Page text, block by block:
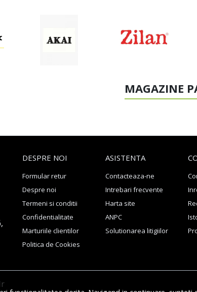
MAGAZINE
DESPRE NOI
Formular retur
Despre noi
Termeni si conditii
Confidentialitate
Marturiile clientilor
Politica de Cookies
ASISTENTA
Contacteaza-ne
Intrebari frecvente
Harta site
ANPC
Solutionarea litigiilor